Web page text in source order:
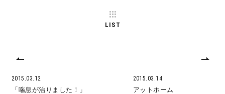
2015.03.12
「喘息が治りました！」
LIST
2015.03.14
アットホーム